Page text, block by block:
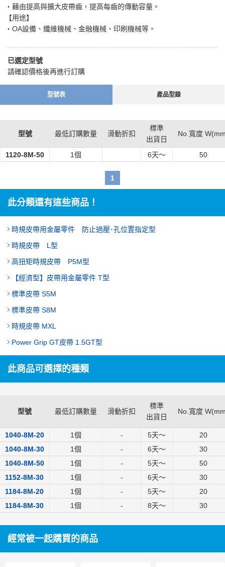
・藉由提高與擴大皮帶齒，提高每齒的傳動容量。
【用途】
・OA設備、纖維機械、金融機械、印刷機械等。
已選定型號
請確認價格後再進行訂購
型號表 產品型錄
型號 最低訂購數量 滑動折扣
標準
出貨日
No.寬度
1120-8M-50 1個 6天～ 50
1
此分類還有這些商品！
時規皮帶用金屬零件 防止過壓･孔位置指定型
時規皮帶 L型
高扭矩時規皮帶 P5M型
【經濟型】皮帶用金屬零件 T型
標準皮帶 S5M
標準皮帶 S8M
時規皮帶 MXL
Power Grip GT皮帶 1.5GT型
此商品可選擇的種類
型號 最低訂購數量 滑動折扣
標準
出貨日
No.寬度
1040-8M-20 1個 - 5天～
20
1040-8M-30
1個 - 6天～
30
1040-8M-50
1個 - 5天～
50
1152-8M-30
1個 - 6天～
30
1184-8M-20
1個 - 5天～
20
1184-8M-30
1個 - 8天～ 30
經常被一起購買的商品